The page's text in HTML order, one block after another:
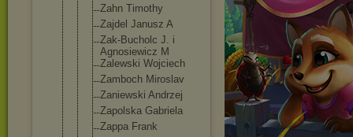
Zahn Timothy
Zajdel Janusz A
Zak-Bucholc J. i
Agnosiewicz M
Zalewski Wojciech
Zamboch Miroslav
Zaniewski Andrzej
Zapolska Gabriela
Zappa Frank